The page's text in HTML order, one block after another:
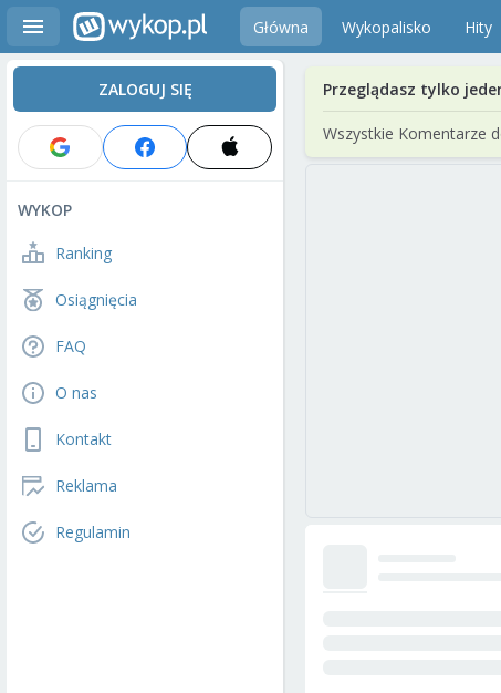
Główna Wykopalisko Hity
ZALOGUJ SIĘ
WYKOP
Ranking
Osiągnięcia
FAQ
O nas
Kontakt
Reklama
Regulamin
Przeglądasz tylko
Wszystkie Komentarze